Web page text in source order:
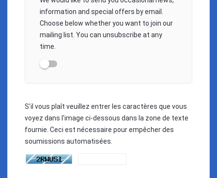
information and special offers by email.
Choose below whether you want to join our
mailing list. You can unsubscribe at any
time.
S'il vous plaît veuillez entrer les caractères que vous
voyez dans l'image ci-dessous dans la zone de texte
fournie. Ceci est nécessaire pour empêcher des
soumissions automatisées.